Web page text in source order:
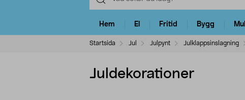
Hem El Fritid Bygg
Startsida Jul Julpynt Julklappsinslagning
Juldekorationer